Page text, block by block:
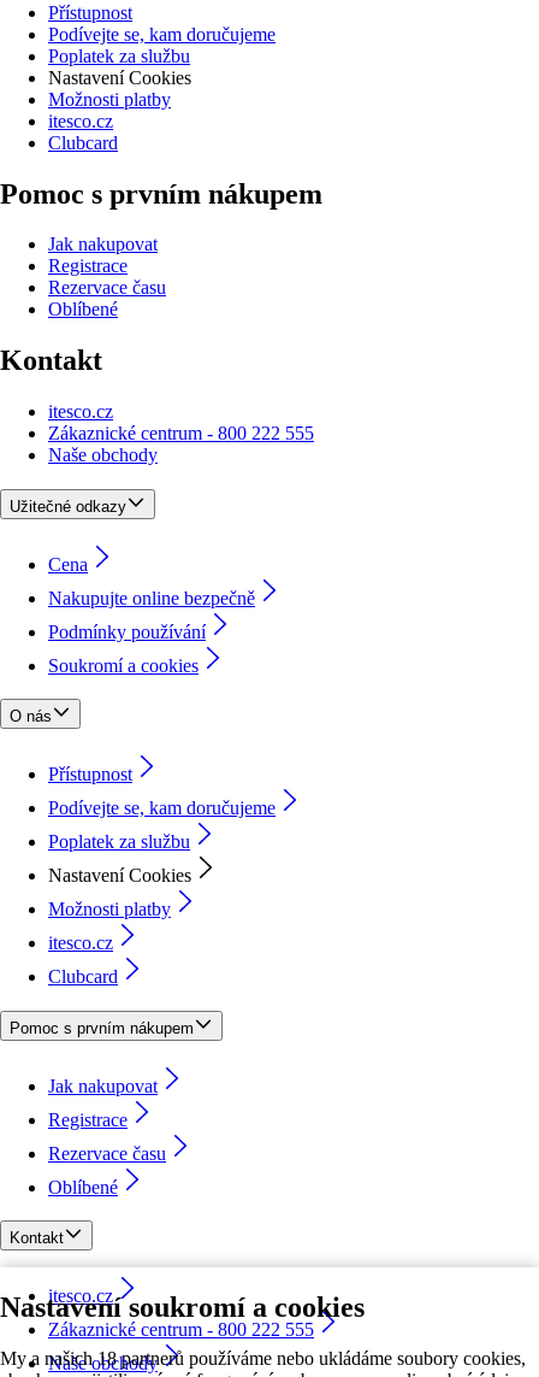
Nastavení soukromí a cookies
My a našich 18 partnerů používáme nebo ukládáme soubory cookies,
Přístupnost
Podívejte se, kam doručujeme
Poplatek za službu
Nastavení Cookies
Možnosti platby
itesco.cz
Clubcard
Pomoc s prvním nákupem
Jak nakupovat
Registrace
Rezervace času
Oblíbené
Kontakt
itesco.cz
Zákaznické centrum - 800 222 555
Naše obchody
Užitečné odkazy
Cena
Nakupujte online bezpečně
Podmínky používání
Soukromí a cookies
O nás
Přístupnost
Podívejte se, kam doručujeme
Poplatek za službu
Nastavení Cookies
Možnosti platby
itesco.cz
Clubcard
Pomoc s prvním nákupem
Jak nakupovat
Registrace
Rezervace času
Oblíbené
Kontakt
itesco.cz
Zákaznické centrum - 800 222 555
Naše obchody